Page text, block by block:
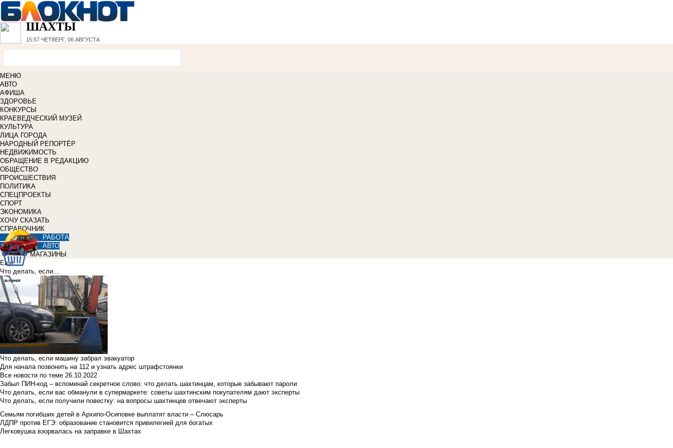
ШАХТЫ
15:57 ЧЕТВЕРГ, 06 АВГУСТА
МЕНЮ
АВТО
АФИША
ЗДОРОВЬЕ
КОНКУРСЫ
КРАЕВЕДЧЕСКИЙ МУЗЕЙ
КУЛЬТУРА
ЛИЦА ГОРОДА
НАРОДНЫЙ РЕПОРТЁР
НЕДВИЖИМОСТЬ
ОБРАЩЕНИЕ В РЕДАКЦИЮ
ОБЩЕСТВО
ПРОИСШЕСТВИЯ
ПОЛИТИКА
СПЕЦПРОЕКТЫ
СПОРТ
ЭКОНОМИКА
ХОЧУ СКАЗАТЬ
СПРАВОЧНИК
РАБОТА
АВТО
МАГАЗИНЫ
Еще
Что делать, если...
Что делать, если машину забрал эвакуатор
Для начала позвонить на 112 и узнать адрес штрафстоянки
Все новости по теме 26.10.2022
Забыл ПИН-код – вспоминай секретное слово: что делать шахтинцам, которые забывают пароли
Что делать, если вас обманули в супермаркете: советы шахтинским покупателям дают эксперты
Что делать, если получили повестку: на вопросы шахтинцев отвечают эксперты
Семьям погибших детей в Архипо-Осиповке выплатят власти – Слюсарь
ЛДПР против ЕГЭ: образование становится привилегией для богатых
Легковушка взорвалась на заправке в Шахтах